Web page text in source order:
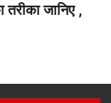
जानिए ,